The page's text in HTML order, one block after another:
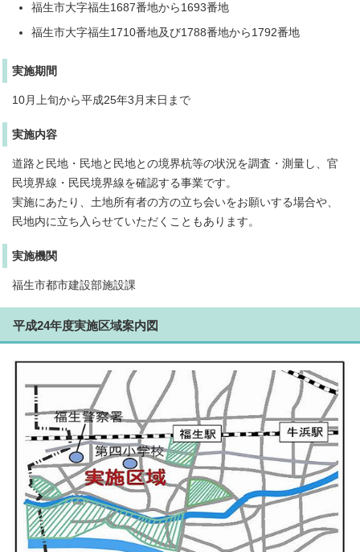
福生市大字福生1687番地から1693番地
福生市大字福生1710番地及び1788番地から1792番地
実施期間
10月上旬から平成25年3月末日まで
実施内容
道路と民地・民地と民地との境界杭等の状況を調査・測量し、官
民境界線・民民境界線を確認する事業です。
実施にあたり、土地所有者の方の立ち会いをお願いする場合や、
民地内に立ち入らせていただくこともあります。
実施機関
福生市都市建設部施設課
平成24年度実施区域案内図